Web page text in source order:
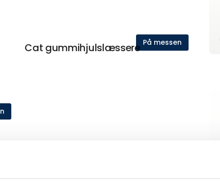
På messen
Cat gummihjulslæssere